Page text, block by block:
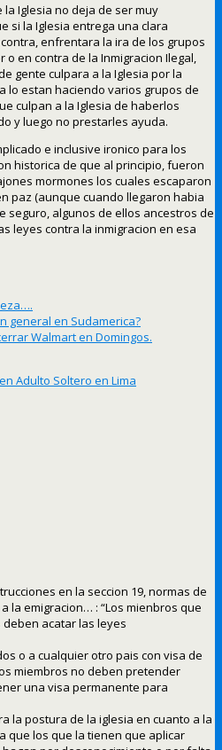
Iglesia no deja de ser muy
si la Iglesia entrega una clara
enfrentara la ira de los grupos
en contra de la Inmigracion Ilegal,
gente culpara a la Iglesia por la
lo estan haciendo varios grupos de
culpan a la Iglesia de haberlos
y luego no prestarles ayuda.
e inclusive ironico para los
historica de que al principio, fueron
mormones los cuales escaparon
paz (aunque cuando llegaron habia
seguro, algunos de ellos ancestros de
leyes contra la inmigracion en esa
general en Sudamerica?
Walmart en Domingos.
Adulto Soltero en Lima
en la seccion 19, normas de
la emigracion… : “Los mienbros que
acatar las leyes
o a cualquier otro pais con visa de
miembros no deben pretender
una visa permanente para
la postura de la iglesia en cuanto a la
que los que la tienen que aplicar